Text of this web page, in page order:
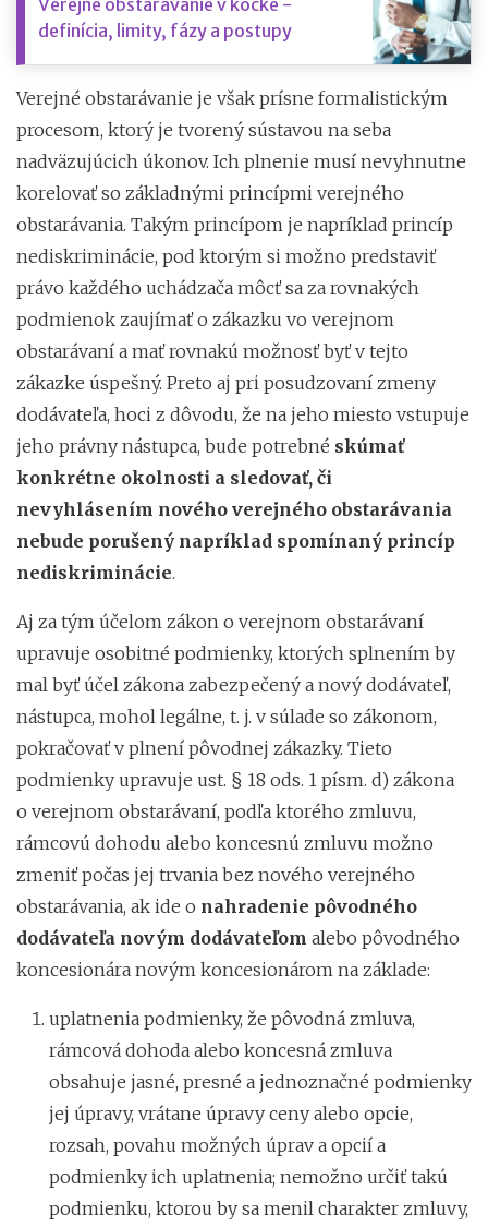
definícia, limity, fázy a postupy
Verejné obstarávanie je však prísne formalistickým
procesom, ktorý je tvorený sústavou na seba
nadväzujúcich úkonov. Ich plnenie musí nevyhnutne
korelovať so základnými princípmi verejného
obstarávania. Takým princípom je napríklad princíp
nediskriminácie, pod ktorým si možno predstaviť
právo každého uchádzača môcť sa za rovnakých
podmienok zaujímať o zákazku vo verejnom
obstarávaní a mať rovnakú možnosť byť v tejto
zákazke úspešný. Preto aj pri posudzovaní zmeny
dodávateľa, hoci z dôvodu, že na jeho miesto vstupuje
jeho právny nástupca, bude potrebné skúmať
konkrétne okolnosti a sledovať, či
nevyhlásením nového verejného obstarávania
nebude porušený napríklad spomínaný princíp
nediskriminácie.
Aj za tým účelom zákon o verejnom obstarávaní
upravuje osobitné podmienky, ktorých splnením by
mal byť účel zákona zabezpečený a nový dodávateľ,
nástupca, mohol legálne, t. j. v súlade so zákonom,
pokračovať v plnení pôvodnej zákazky. Tieto
podmienky upravuje ust. § 18 ods. 1 písm. d) zákona
o verejnom obstarávaní, podľa ktorého zmluvu,
rámcovú dohodu alebo koncesnú zmluvu možno
zmeniť počas jej trvania bez nového verejného
obstarávania, ak ide o nahradenie pôvodného
dodávateľa novým dodávateľom alebo pôvodného
koncesionára novým koncesionárom na základe:
uplatnenia podmienky, že pôvodná zmluva,
rámcová dohoda alebo koncesná zmluva
obsahuje jasné, presné a jednoznačné podmienky
jej úpravy, vrátane úpravy ceny alebo opcie,
rozsah, povahu možných úprav a opcií a
podmienky ich uplatnenia; nemožno určiť takú
podmienku, ktorou by sa menil charakter zmluvy,